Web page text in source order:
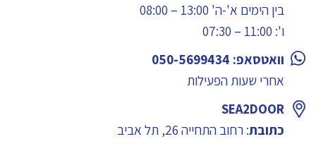
בין הימים א'-ה' 13:00 – 08:00
ו': 11:00 – 07:30
וואטסאפ: 050-5699434
אחרי שעות הפעילות
SEA2DOOR
כתובת: רחוב התחייה 26, תל אביב